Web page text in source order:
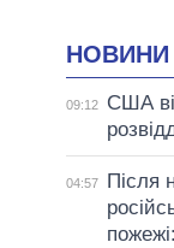
НОВИНИ
09:12
США
04:57
Після